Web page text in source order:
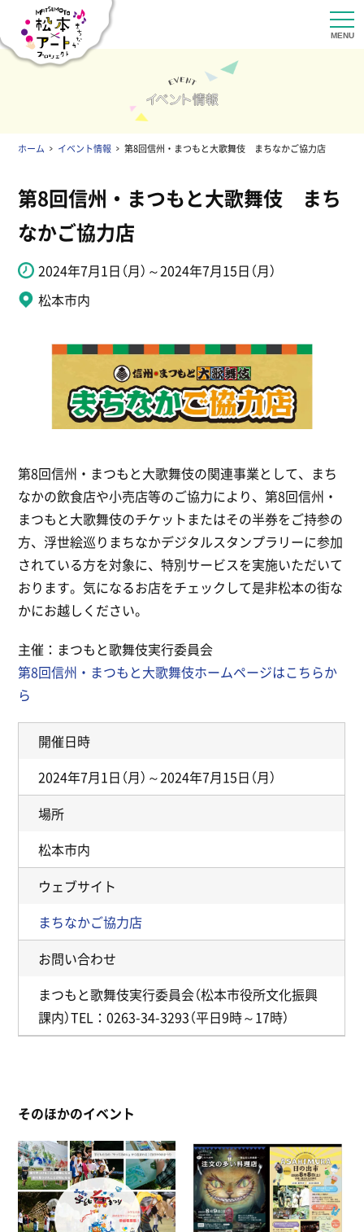
ホーム イベント情報 第8回信州・まつもと大歌舞伎 まちなかご協力店
第8回信州・まつもと大歌舞伎 まち
なかご協力店
2024年7月1日（月）～2024年7月15日（月）
松本市内
第8回信州・まつもと大歌舞伎の関連事業として、まち
なかの飲食店や小売店等のご協力により、第8回信州・
まつもと大歌舞伎のチケットまたはその半券をご持参の
方、浮世絵巡りまちなかデジタルスタンプラリーに参加
されている方を対象に、特別サービスを実施いただいて
おります。気になるお店をチェックして是非松本の街な
かにお越しください。
主催：まつもと歌舞伎実行委員会
第8回信州・まつもと大歌舞伎ホームページはこちらか
ら
開催日時
2024年7月1日（月）～2024年7月15日（月）
場所
松本市内
ウェブサイト
まちなかご協力店
お問い合わせ
まつもと歌舞伎実行委員会（松本市役所文化振興
課内）TEL：0263-34-3293（平日9時～17時）
そのほかのイベント